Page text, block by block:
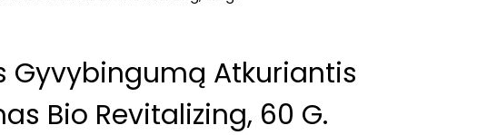
Gyvybingumą Atkuriantis
Bio Revitalizing, 60 G.